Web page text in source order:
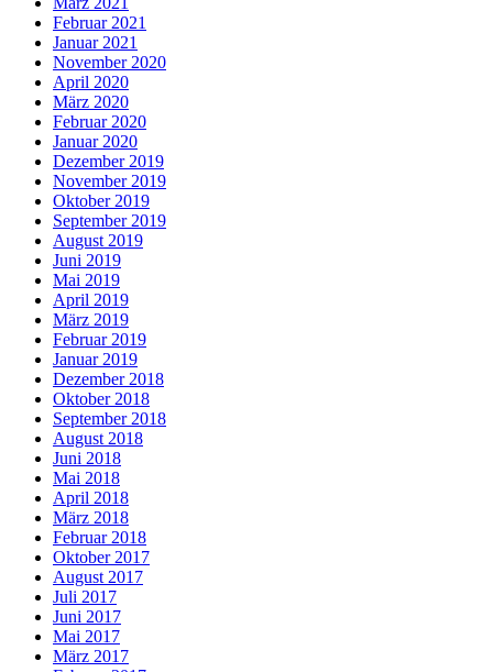
Februar 2021
Januar 2021
November 2020
April 2020
März 2020
Februar 2020
Januar 2020
Dezember 2019
November 2019
Oktober 2019
September 2019
August 2019
Juni 2019
Mai 2019
April 2019
März 2019
Februar 2019
Januar 2019
Dezember 2018
Oktober 2018
September 2018
August 2018
Juni 2018
Mai 2018
April 2018
März 2018
Februar 2018
Oktober 2017
August 2017
Juli 2017
Juni 2017
Mai 2017
März 2017